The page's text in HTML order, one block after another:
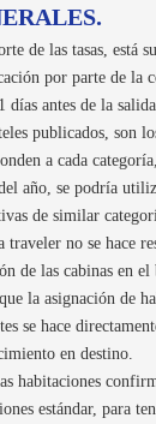
de las tasas, está
por parte de la
días antes de la salida.
publicados, son
a cada
año, se podría
de similar
traveler no se hace
de las cabinas en el
la asignación de
se hace
en destino.
habitaciones
estándar, para